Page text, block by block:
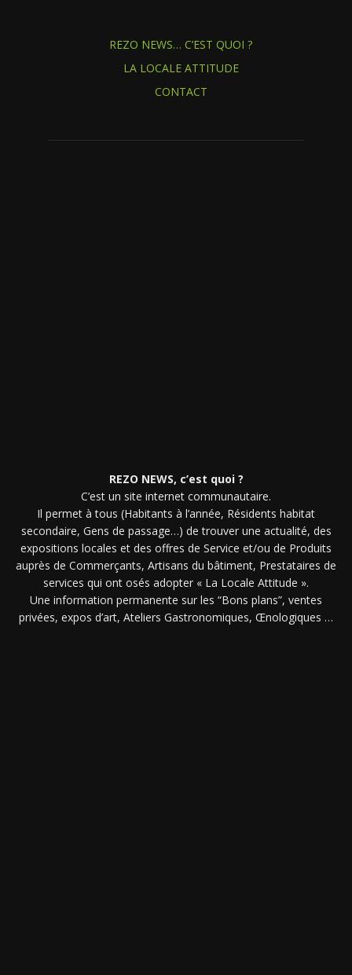
REZO NEWS… C’EST QUOI ?
LA LOCALE ATTITUDE
CONTACT
REZO NEWS, c’est quoi ?
C’est un site internet communautaire.
Il permet à tous (Habitants à l’année, Résidents habitat
secondaire, Gens de passage…) de trouver une actualité, des
expositions locales et des offres de Service et/ou de Produits
auprès de Commerçants, Artisans du bâtiment, Prestataires de
services qui ont osés adopter « La Locale Attitude ».
Une information permanente sur les “Bons plans”, ventes
privées, expos d’art, Ateliers Gastronomiques, Œnologiques …